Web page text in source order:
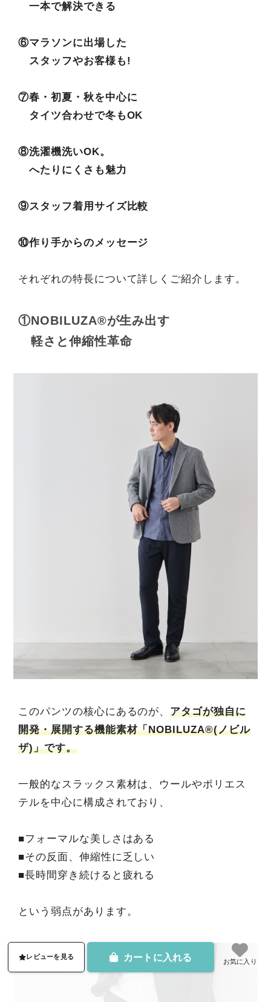
一本で解決できる
⑥マラソンに出場した
スタッフやお客様も!
⑦春・初夏・秋を中心に
タイツ合わせで冬もOK
⑧洗濯機洗いOK。
へたりにくさも魅力
⑨スタッフ着用サイズ比較
⑩作り手からのメッセージ
それぞれの特長について詳しくご紹介します。
①NOBILUZA®が生み出す
軽さと伸縮性革命
このパンツの核心にあるのが、アタゴが独自に
開発・展開する機能素材「NOBILUZA®(ノビル
ザ)」です。
一般的なスラックス素材は、ウールやポリエス
テルを中心に構成されており、
■フォーマルな美しさはある
■その反面、伸縮性に乏しい
■長時間穿き続けると疲れる
という弱点があります。
レビューを見る カートに入れる お気に入り